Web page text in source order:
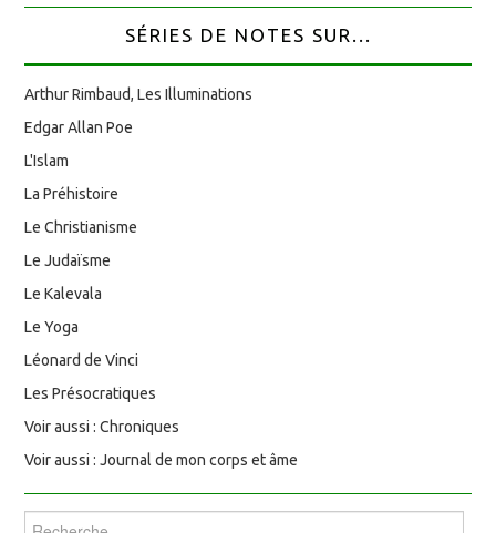
SÉRIES DE NOTES SUR...
Arthur Rimbaud, Les Illuminations
Edgar Allan Poe
L'Islam
La Préhistoire
Le Christianisme
Le Judaïsme
Le Kalevala
Le Yoga
Léonard de Vinci
Les Présocratiques
Voir aussi : Chroniques
Voir aussi : Journal de mon corps et âme
Rechercher :